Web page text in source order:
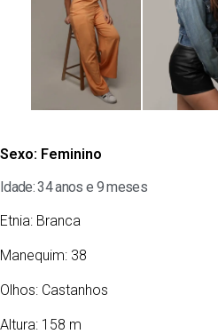
Sexo: Feminino
Idade: 34 anos e 9 meses
Etnia: Branca
Manequim: 38
Olhos: Castanhos
Altura: 158 m